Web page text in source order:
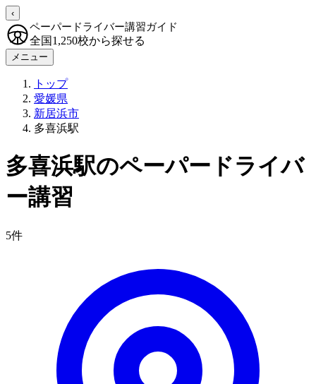
‹
ペーパードライバー講習ガイド
全国1,250校から探せる
メニュー
トップ
愛媛県
新居浜市
多喜浜駅
多喜浜駅のペーパードライバ
ー講習
5件